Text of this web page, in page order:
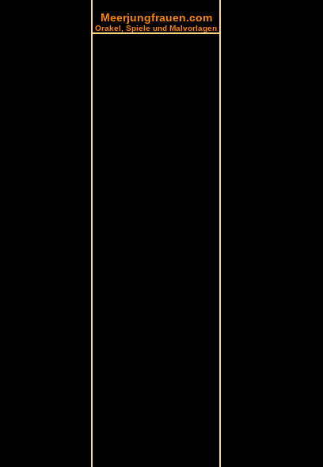
Meerjungfrauen.com
Orakel, Spiele und Malvorlagen